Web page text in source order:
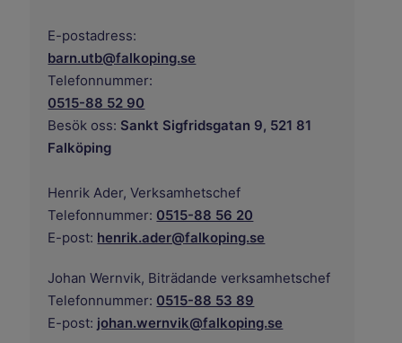
E-postadress:
barn.utb@falkoping.se
Telefonnummer:
0515-88 52 90
Besök oss: Sankt Sigfridsgatan 9, 521 81
Falköping
Henrik Ader,Verksamhetschef
Telefonnummer: 0515-88 56 20
E-post: henrik.ader@falkoping.se
Johan Wernvik, Biträdande verksamhetschef
Telefonnummer: 0515-88 53 89
E-post: johan.wernvik@falkoping.se